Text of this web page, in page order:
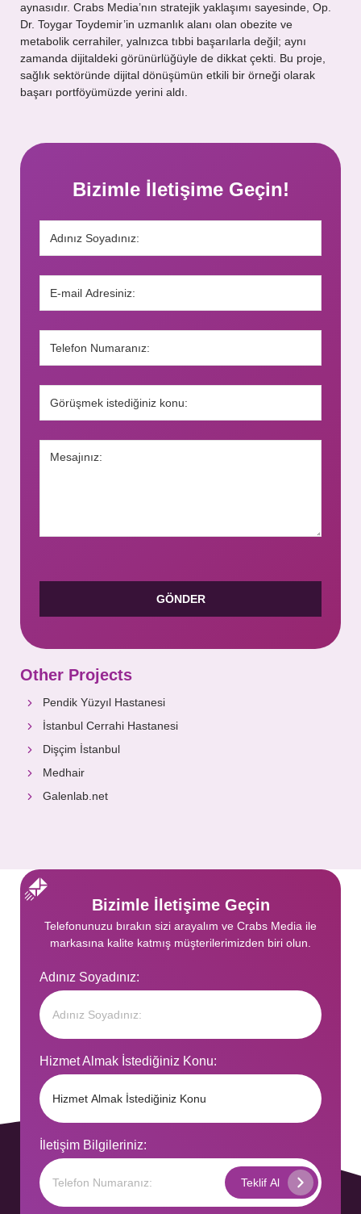
aynasıdır. Crabs Media’nın stratejik yaklaşımı sayesinde, Op.
Dr. Toygar Toydemir’in uzmanlık alanı olan obezite ve
metabolik cerrahiler, yalnızca tıbbi başarılarla değil; aynı
zamanda dijitaldeki görünürlüğüyle de dikkat çekti. Bu proje,
sağlık sektöründe dijital dönüşümün etkili bir örneği olarak
başarı portföyümüzde yerini aldı.
Bizimle İletişime Geçin!
Other Projects
Pendik Yüzyıl Hastanesi
İstanbul Cerrahi Hastanesi
Dişçim İstanbul
Medhair
Galenlab.net
Bizimle İletişime Geçin
Telefonunuzu bırakın sizi arayalım ve Crabs Media ile
markasına kalite katmış müşterilerimizden biri olun.
Adınız Soyadınız:
Hizmet Almak İstediğiniz Konu:
İletişim Bilgileriniz: